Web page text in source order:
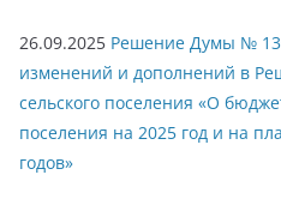
26.09.2025 Решение Думы №
изменений и дополнений в
сельского поселения «О
поселения на 2025 год и на
годов»